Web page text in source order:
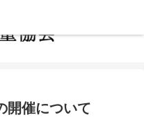
催について